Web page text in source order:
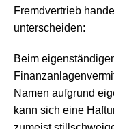
Fremdvertrieb
unterscheiden:
Beim
Namen aufgrund
kann sich eine